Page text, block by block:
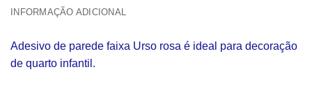
INFORMAÇÃO ADICIONAL
Adesivo de parede faixa Urso rosa é ideal para decoração
de quarto infantil.